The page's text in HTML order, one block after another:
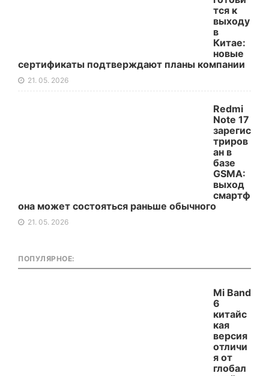
тся к
выходу
в
Китае:
новые
сертификаты подтверждают планы компании
21. 05. 2026
Redmi
Note 17
зарегис
триров
ан в
базе
GSMA:
выход
смартф
она может состояться раньше обычного
21. 05. 2026
ПОПУЛЯРНОЕ:
Mi Band
6
китайс
кая
версия
отличи
я от
глобал